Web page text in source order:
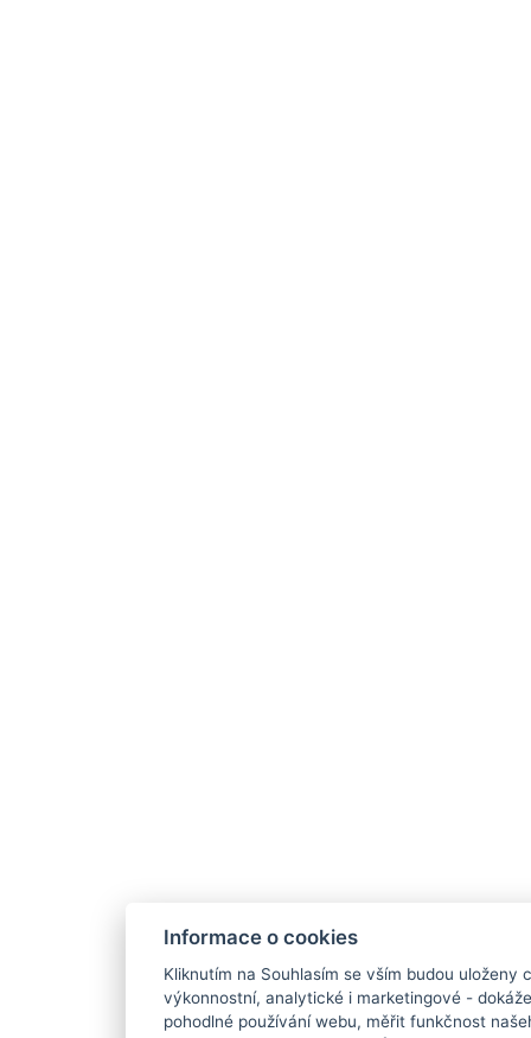
Informace o cookies
Kliknutím na Souhlasím se vším budou uloženy
výkonnostní, analytické i marketingové -
pohodlné používání webu, měřit funkčnost